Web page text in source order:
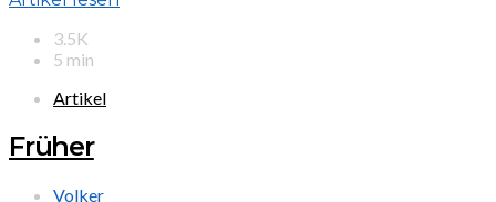
3.5K
5 min
Artikel
Früher
Volker